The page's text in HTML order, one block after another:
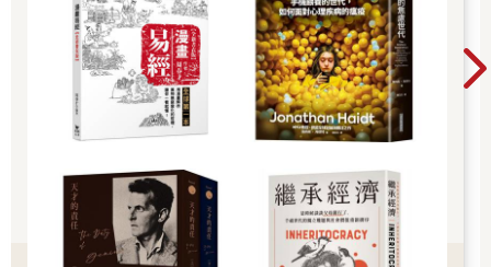
我在毛毯下拚命地呼喊，但無論怎樣哭喊、掙扎，都沒有人回應
我。按照以往的經驗，即便聽到我的呼喊，母親也不會減輕力
氣。我並不意外，因為我已經無數次親身證實了這樣慘痛的事
實。我的聲音被厚厚的毛毯擋住，年僅四歲的我無力反抗母親的
我能做的，只有用小小的嘴巴和鼻子拚命呼吸，但呼吸愈來愈
「哈──哈──」
難以喘息的感覺過於痛苦，我的眼淚和鼻涕不由自主流了下來。
眼淚濡濕了臉頰，也沾濕了毛毯。沾濕的毛毯讓我更加難以呼
吸。吸飽了眼淚的潮濕毛毯如同一頭巨大的怪獸向我撲來。那時